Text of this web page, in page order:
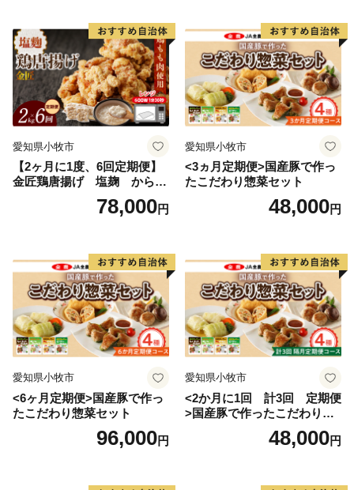
愛知県小牧市
【2ヶ月に1度、6回定期便】
金匠鶏唐揚げ 塩麹 からあ
78,000円
愛知県小牧市
<3ヵ月定期便>国産豚で作っ
たこだわり惣菜セット
48,000円
愛知県小牧市
<6ヶ月定期便>国産豚で作っ
たこだわり惣菜セット
96,000円
愛知県小牧市
<2か月に1回 計3回 定期便
>国産豚で作ったこだわり惣
48,000円